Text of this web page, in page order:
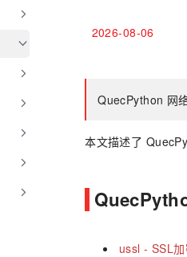
2026-08-06
QuecPython 网
本文描述了
ussl - SSL